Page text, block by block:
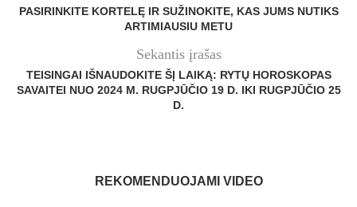
PASIRINKITE KORTELĘ IR SUŽINOKITE, KAS JUMS NUTIKS
ARTIMIAUSIU METU
Sekantis įrašas
TEISINGAI IŠNAUDOKITE ŠĮ LAIKĄ: RYTŲ HOROSKOPAS
SAVAITEI NUO 2024 M. RUGPJŪČIO 19 D. IKI RUGPJŪČIO 25
D.
REKOMENDUOJAMI VIDEO